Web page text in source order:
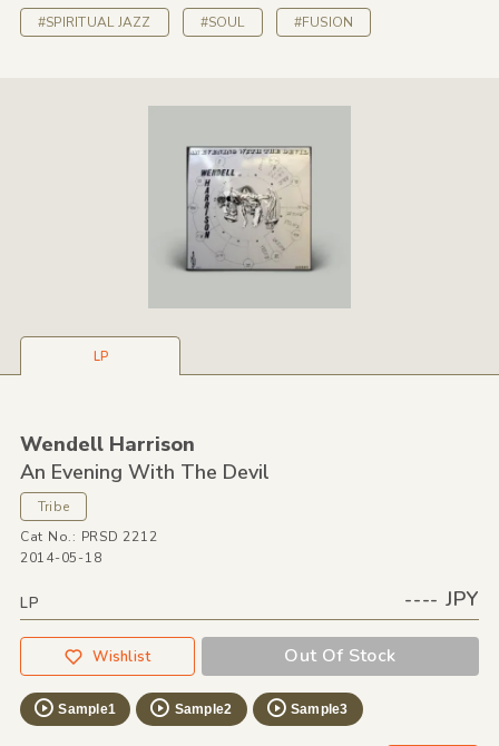
#SPIRITUAL JAZZ #SOUL #FUSION
LP
Wendell Harrison
An Evening With The Devil
Tribe
Cat No.: PRSD 2212
2014-05-18
LP ---- JPY
Wishlist Out Of Stock
Sample1 Sample2 Sample3